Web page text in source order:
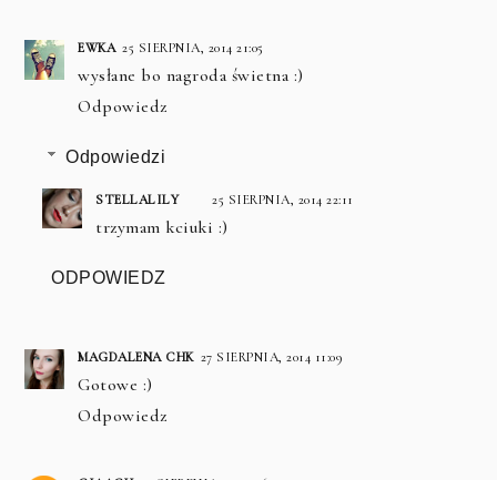
EWKA 25 SIERPNIA, 2014 21:05
wysłane bo nagroda świetna :)
Odpowiedz
Odpowiedzi
STELLALILY 25 SIERPNIA, 2014 22:11
trzymam kciuki :)
ODPOWIEDZ
MAGDALENA CHK 27 SIERPNIA, 2014 11:09
Gotowe :)
Odpowiedz